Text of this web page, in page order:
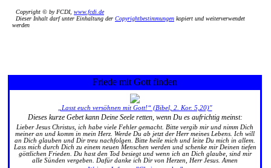
Copyright © by FCDI, www.fcdi.de
Dieser Inhalt darf unter Einhaltung der Copyrightbestimmungen kopiert und weiterverwendet
werden
Friede mit Gott finden
„Lasst euch versöhnen mit Gott!“ (Bibel, 2. Kor. 5,20)"
Dieses kurze Gebet kann Deine Seele retten, wenn Du es aufrichtig meinst:
Lieber Jesus Christus, ich habe viele Fehler gemacht. Bitte vergib mir und nimm Dich
meiner an und komm in mein Herz. Werde Du ab jetzt der Herr meines Lebens. Ich will
an Dich glauben und Dir treu nachfolgen. Bitte heile mich und leite Du mich in allem.
Lass mich durch Dich zu einem neuen Menschen werden und schenke mir Deinen tiefen
göttlichen Frieden. Du hast den Tod besiegt und wenn ich an Dich glaube, sind mir
alle Sünden vergeben. Dafür danke ich Dir von Herzen, Herr Jesus. Amen